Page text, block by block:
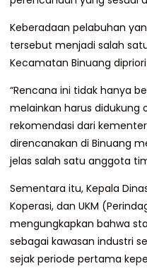
Keberadaan pelabuhan
tersebut menjadi salah
Kecamatan Binuang
“Rencana ini tidak hanya
melainkan harus didukung
rekomendasi dari
direncanakan di Binuang
jelas salah satu anggota
Sementara itu, Kepala
Koperasi, dan UKM
mengungkapkan bahwa
sebagai kawasan industri
sejak periode pertama